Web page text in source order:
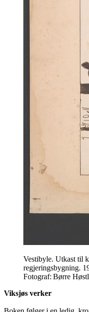
Vestibyle. Utkast til
regjeringsbygning.
Fotograf: Børre
Viksjøs verker